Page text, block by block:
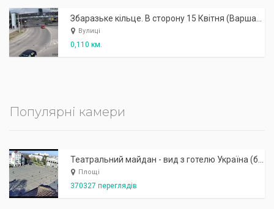
Збаразьке кільце. В сторону 15 Квітня (Варшавський міст)
Вулиці
0,110 км.
Популярні камери
Театральний майдан - вид з готелю Україна (бульв.Шевченка, 23)
Площі
370327 переглядів